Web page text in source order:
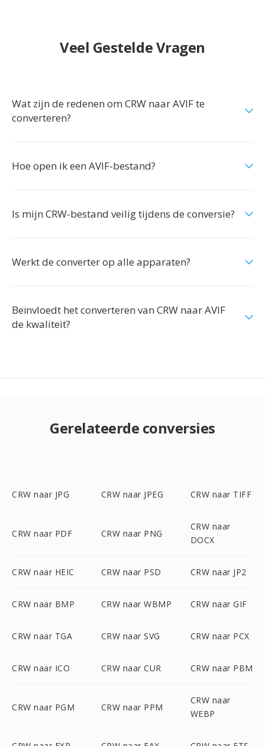
Veel Gestelde Vragen
Wat zijn de redenen om CRW naar AVIF te
converteren?
Hoe open ik een AVIF-bestand?
Is mijn CRW-bestand veilig tijdens de conversie?
Werkt de converter op alle apparaten?
Beïnvloedt het converteren van CRW naar AVIF
de kwaliteit?
Gerelateerde conversies
CRW naar JPG CRW naar JPEG CRW naar TIFF
CRW naar PDF CRW naar PNG
CRW naar
DOCX
CRW naar HEIC CRW naar PSD CRW naar JP2
CRW naar BMP CRW naar WBMP CRW naar GIF
CRW naar TGA CRW naar SVG CRW naar PCX
CRW naar ICO CRW naar CUR CRW naar PBM
CRW naar PGM CRW naar PPM
CRW naar
WEBP